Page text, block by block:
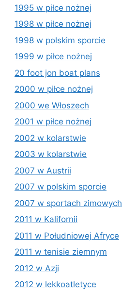
1995 w piłce nożnej
1998 w piłce nożnej
1998 w polskim sporcie
1999 w piłce nożnej
20 foot jon boat plans
2000 w piłce nożnej
2000 we Włoszech
2001 w piłce nożnej
2002 w kolarstwie
2003 w kolarstwie
2007 w Austrii
2007 w polskim sporcie
2007 w sportach zimowych
2011 w Kalifornii
2011 w Południowej Afryce
2011 w tenisie ziemnym
2012 w Azji
2012 w lekkoatletyce